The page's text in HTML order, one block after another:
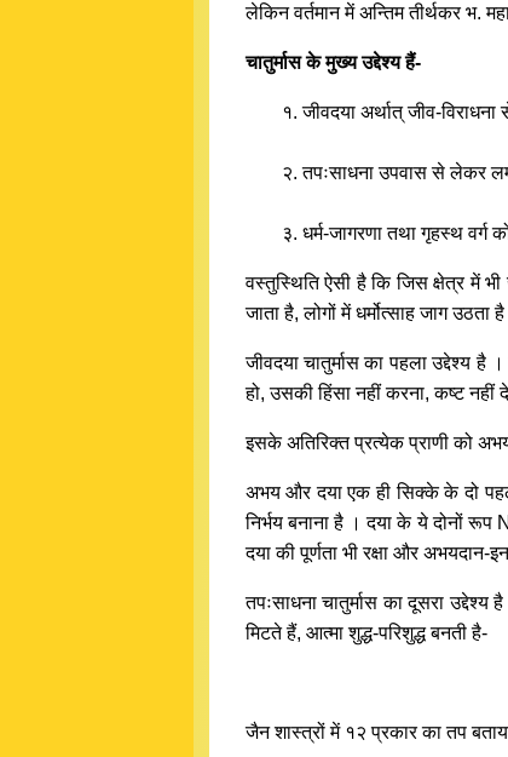
लेकिन वर्तमान में अन्तिम तीर्थकर भ.
चातुर्मास के मुख्य उद्देश्य हैं-
१. जीवदया अर्थात् जीव-विराधना
२. तपःसाधना उपवास से लेकर
३. धर्म-जागरणा तथा गृहस्थ वर्ग
वस्तुस्थिति ऐसी है कि जिस क्षेत्र में
जाता है, लोगों में धर्मोत्साह जाग उठता है
जीवदया चातुर्मास का पहला उद्देश्य है
हो, उसकी हिंसा नहीं करना, कष्ट नहीं
इसके अतिरिक्त प्रत्येक प्राणी को
अभय और दया एक ही सिक्के के दो
निर्भय बनाना है । दया के ये दोनों
दया की पूर्णता भी रक्षा और अभयदान-
तपःसाधना चातुर्मास का दूसरा
मिटते हैं, आत्मा शुद्ध-परिशुद्ध बनती है-
जैन शास्त्रों में १२ प्रकार का तप